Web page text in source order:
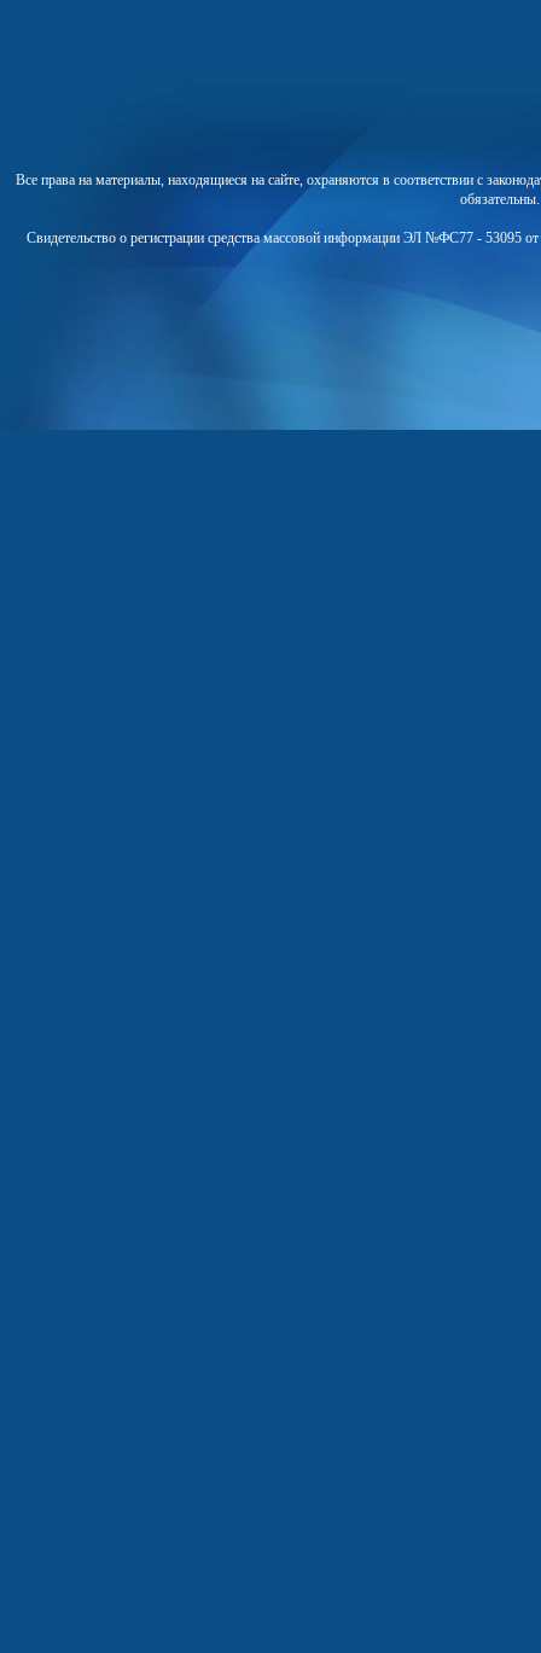
Все права на материалы, находящиеся на сайте, охраняются в соответствии с
Свидетельство о регистрации средства массовой информации ЭЛ №ФС77 - 53095